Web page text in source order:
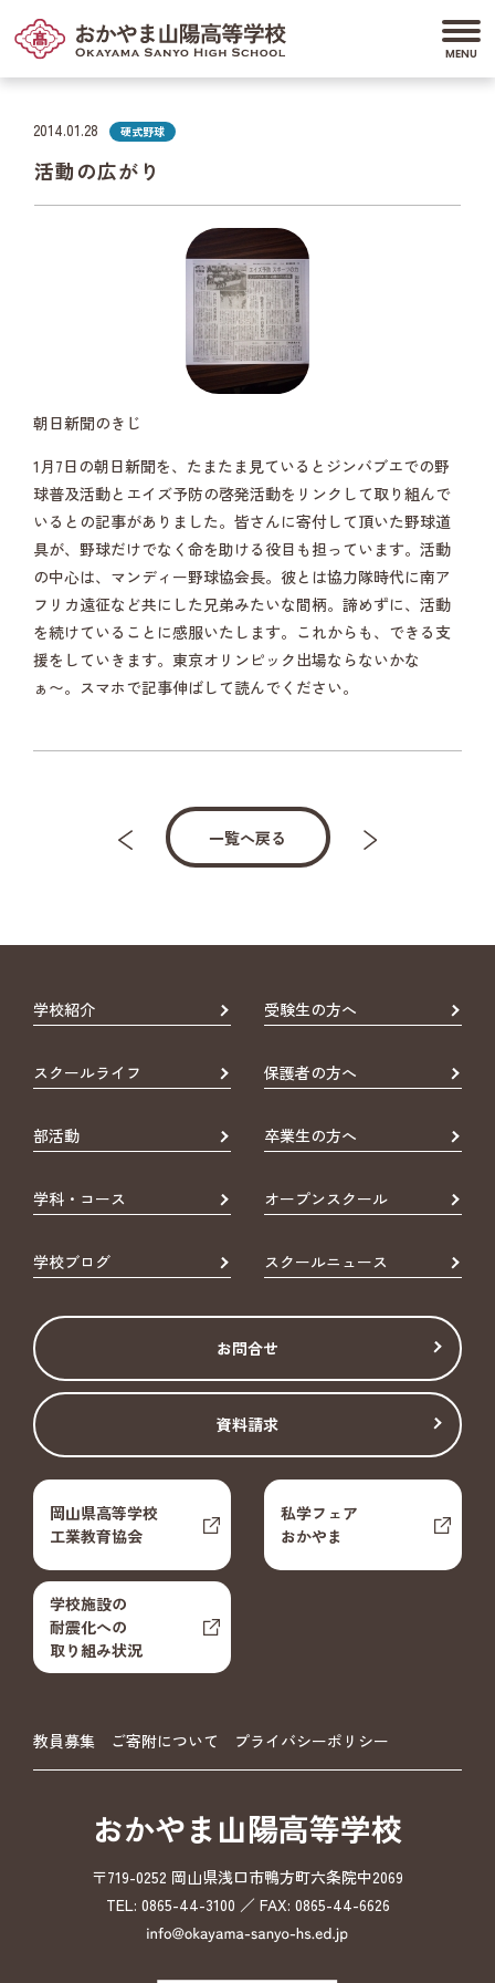
2014.01.28 硬式野球
活動の広がり
朝日新聞のきじ
1月7日の朝日新聞を、たまたま見ているとジンバブエでの野
球普及活動とエイズ予防の啓発活動をリンクして取り組んで
いるとの記事がありました。皆さんに寄付して頂いた野球道
具が、野球だけでなく命を助ける役目も担っています。活動
の中心は、マンディー野球協会長。彼とは協力隊時代に南ア
フリカ遠征など共にした兄弟みたいな間柄。諦めずに、活動
を続けていることに感服いたします。これからも、できる支
援をしていきます。東京オリンピック出場ならないかな
ぁ〜。スマホで記事伸ばして読んでください。
一覧へ戻る
学校紹介 受験生の方へ
スクールライフ 保護者の方へ
部活動 卒業生の方へ
学科・コース オープンスクール
学校ブログ スクールニュース
お問合せ
資料請求
岡山県高等学校
工業教育協会
私学フェア
おかやま
学校施設の
耐震化への
取り組み状況
教員募集 ご寄附について プライバシーポリシー
おかやま山陽高等学校
〒719-0252 岡山県浅口市鴨方町六条院中2069
TEL: 0865-44-3100 ／ FAX: 0865-44-6626